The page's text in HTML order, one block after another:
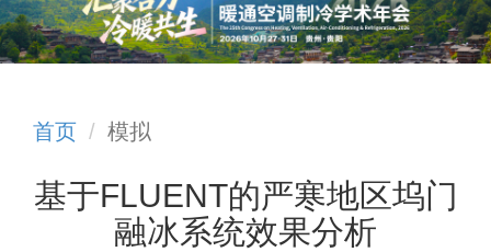
绍
动
讯
首页 模拟
基于FLUENT的严寒地区坞门
融冰系统效果分析